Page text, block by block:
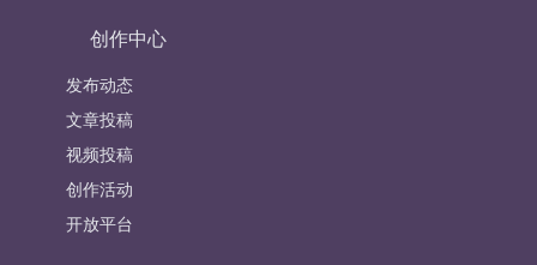
创作中心
发布动态
文章投稿
视频投稿
创作活动
开放平台